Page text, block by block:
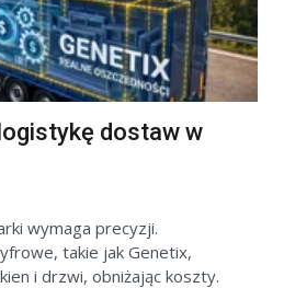
dostaw w
wymaga precyzji.
takie jak Genetix,
i drzwi, obniżając koszty.